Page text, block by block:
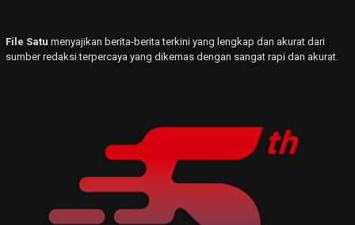
File Satu menyajikan berita-berita terkini yang lengkap dan akurat dari
sumber redaksi terpercaya yang dikemas dengan sangat rapi dan akurat.